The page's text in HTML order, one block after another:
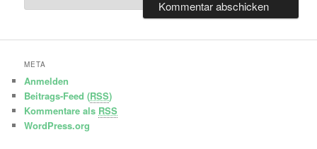
META
Anmelden
Beitrags-Feed (RSS)
Kommentare als RSS
WordPress.org